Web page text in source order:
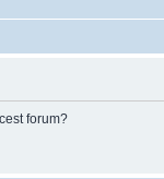
forum?